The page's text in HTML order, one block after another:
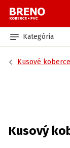
Kategória
Kusové
Kusový